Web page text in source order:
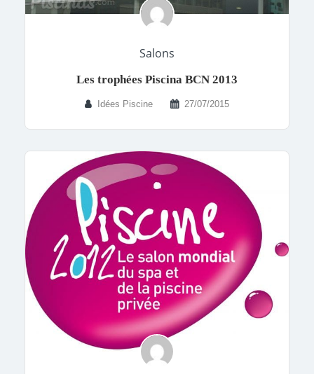
Salons
Les trophées Piscina BCN 2013
Idées Piscine 27/07/2015